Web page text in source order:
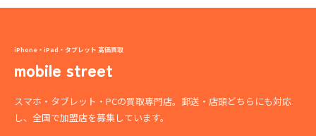
iPhone・iPad・タブレット 高価買取
mobile street
スマホ・タブレット・PCの買取専門店。郵送・店頭どちらにも対応
し、全国で加盟店を募集しています。